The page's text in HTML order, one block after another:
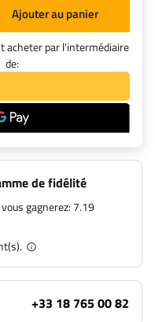
Ajouter au panier
acheter par l'intermédiaire
de:
de fidélité
gagnerez: 7.19
+33 18 765 00 82